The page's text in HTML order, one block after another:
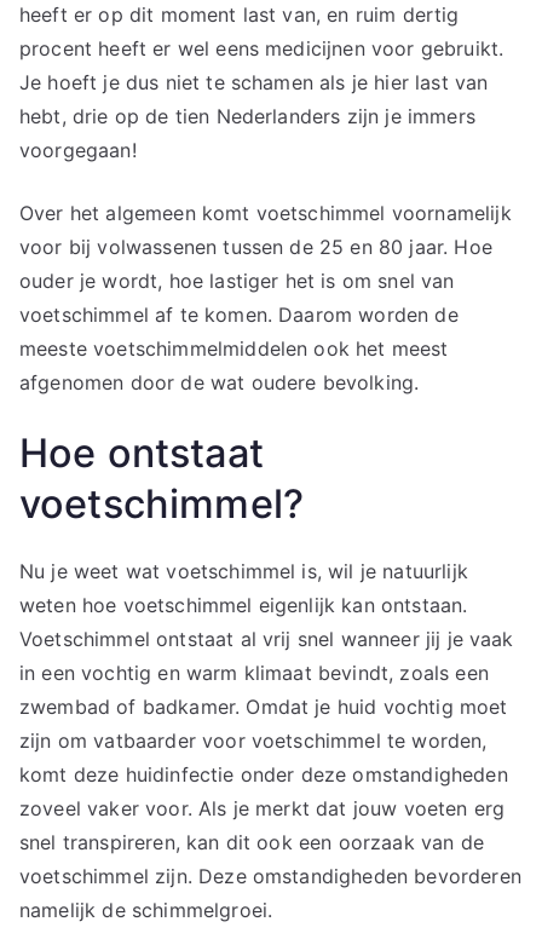
heeft er op dit moment last van, en ruim dertig
procent heeft er wel eens medicijnen voor gebruikt.
Je hoeft je dus niet te schamen als je hier last van
hebt, drie op de tien Nederlanders zijn je immers
voorgegaan!
Over het algemeen komt voetschimmel voornamelijk
voor bij volwassenen tussen de 25 en 80 jaar. Hoe
ouder je wordt, hoe lastiger het is om snel van
voetschimmel af te komen. Daarom worden de
meeste voetschimmelmiddelen ook het meest
afgenomen door de wat oudere bevolking.
Hoe ontstaat
voetschimmel?
Nu je weet wat voetschimmel is, wil je natuurlijk
weten hoe voetschimmel eigenlijk kan ontstaan.
Voetschimmel ontstaat al vrij snel wanneer jij je vaak
in een vochtig en warm klimaat bevindt, zoals een
zwembad of badkamer. Omdat je huid vochtig moet
zijn om vatbaarder voor voetschimmel te worden,
komt deze huidinfectie onder deze omstandigheden
zoveel vaker voor. Als je merkt dat jouw voeten erg
snel transpireren, kan dit ook een oorzaak van de
voetschimmel zijn. Deze omstandigheden bevorderen
namelijk de schimmelgroei.